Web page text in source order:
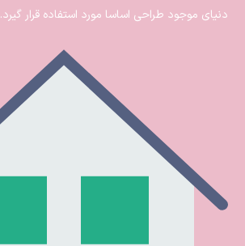
دنیای موجود طراحی اساسا مورد استفاده قرار گیرد.